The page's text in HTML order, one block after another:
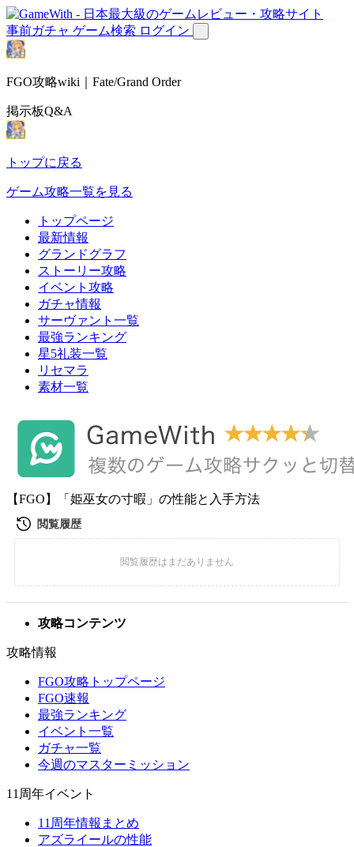
事前ガチャ ゲーム検索 ログイン
FGO攻略wiki｜Fate/Grand Order
掲示板Q&A
トップに戻る
ゲーム攻略一覧を見る
トップページ
最新情報
グランドグラフ
ストーリー攻略
イベント攻略
ガチャ情報
サーヴァント一覧
最強ランキング
星5礼装一覧
リセマラ
素材一覧
【FGO】「姫巫女の寸暇」の性能と入手方法
攻略コンテンツ
攻略情報
FGO攻略トップページ
FGO速報
最強ランキング
イベント一覧
ガチャ一覧
今週のマスターミッション
11周年イベント
11周年情報まとめ
アズライールの性能